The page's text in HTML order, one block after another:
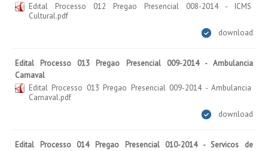
Edital Processo 012 Pregao Presencial 008-2014 - ICMS
Cultural.pdf
download
Edital Processo 013 Pregao Presencial 009-2014 - Ambulancia
Carnaval
Edital Processo 013 Pregao Presencial 009-2014 - Ambulancia
Carnaval.pdf
download
Edital Processo 014 Pregao Presencial 010-2014 - Servicos de